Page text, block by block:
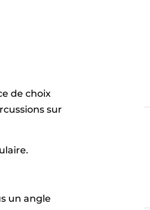
de choix
sur
un angle